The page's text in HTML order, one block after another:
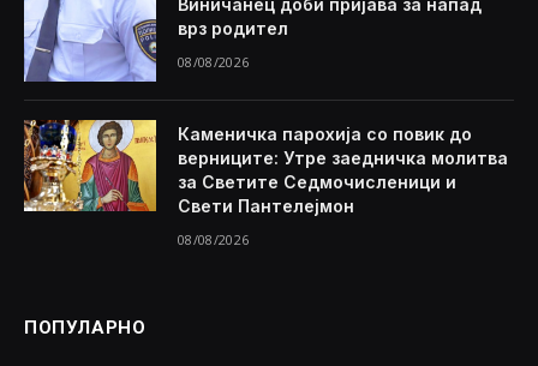
Виничанец доби пријава за напад
врз родител
08/08/2026
Каменичка парохија со повик до
верниците: Утре заедничка молитва
за Светите Седмочисленици и
Свети Пантелејмон
08/08/2026
ПОПУЛАРНО